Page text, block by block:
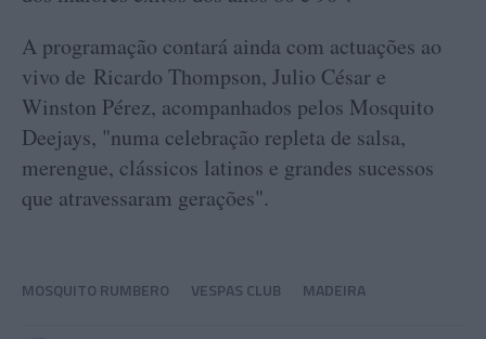
A programação contará ainda com actuações ao
vivo de Ricardo Thompson, Julio César e
Winston Pérez, acompanhados pelos Mosquito
Deejays, "numa celebração repleta de salsa,
merengue, clássicos latinos e grandes sucessos
que atravessaram gerações".
MOSQUITO RUMBERO VESPAS CLUB MADEIRA